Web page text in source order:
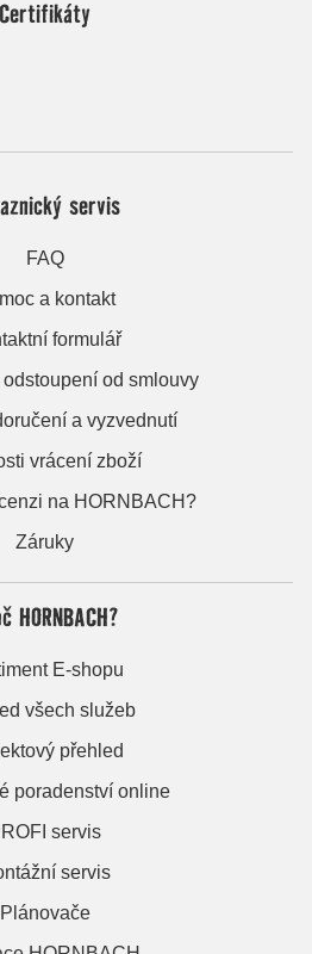
Certifikáty
servis
FAQ
a kontakt
formulář
odstoupení od smlouvy
a vyzvednutí
vrácení zboží
na HORNBACH?
Záruky
HORNBACH?
E-shopu
všech služeb
přehled
poradenství online
servis
servis
Plánovače